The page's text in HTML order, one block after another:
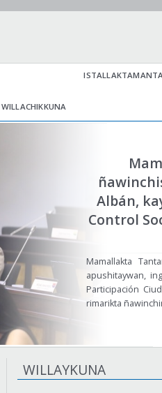
WILLACHIKKUNA
Albán,
Control
Mamallakta
apushitaywan,
Participación
rimarikta
WILLAYKUNA